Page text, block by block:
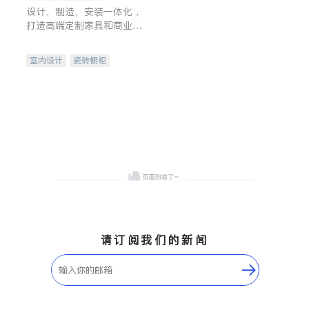
设计、制造、安装一体化，
打造高端定制家具和商业空
室内设计
瓷砖橱柜
请订阅我们的新闻